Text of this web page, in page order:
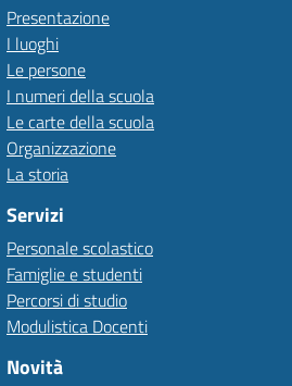
Presentazione
I luoghi
Le persone
I numeri della scuola
Le carte della scuola
Organizzazione
La storia
Servizi
Personale scolastico
Famiglie e studenti
Percorsi di studio
Modulistica Docenti
Novità